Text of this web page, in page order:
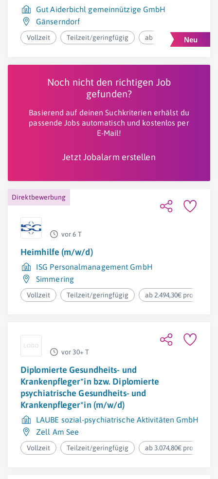
Gut Aiderbichl gemeinnützige GmbH
Gänserndorf
Vollzeit Teilzeit/geringfügig ab 2.174,99€ pro Monat
Noch nicht den richtigen Job
gefunden?
Basierend auf deinen Suchkriterien erhälst du
passende Jobs automatisch und kostenlos per
E-Mail!
Jetzt Jobalarm erstellen
Direktbewerbung
vor 6 T
Heimhilfe (m/w/d)
ISG Personalmanagement GmbH
Simmering
Vollzeit Teilzeit/geringfügig ab 2.494,30€ pro Monat
vor 30+ T
Diplomierte Gesundheits- und
Krankenpfleger*in bzw. Diplomierte
psychiatrische Gesundheits- und
Krankenpfleger*in (m/w/d)
LAUBE sozial-psychiatrische Aktivitäten GmbH
Zell Am See
Vollzeit Teilzeit/geringfügig ab 3.074,80€ pro Monat